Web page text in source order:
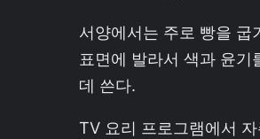
서양에서는 주로 빵을 굽
표면에 발라서 색과 윤기
데 쓴다.
TV 요리 프로그램에서